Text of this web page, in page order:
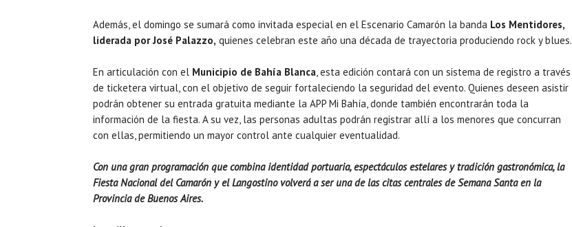
Además, el domingo se sumará como invitada especial en el Escenario Camarón la banda Los Mentidores,
liderada por José Palazzo, quienes celebran este año una década de trayectoria produciendo rock y blues.
En articulación con el Municipio de Bahía Blanca, esta edición contará con un sistema de registro a través
de ticketera virtual, con el objetivo de seguir fortaleciendo la seguridad del evento. Quienes deseen asistir
podrán obtener su entrada gratuita mediante la APP Mi Bahía, donde también encontrarán toda la
información de la fiesta. A su vez, las personas adultas podrán registrar allí a los menores que concurran
con ellas, permitiendo un mayor control ante cualquier eventualidad.
Con una gran programación que combina identidad portuaria, espectáculos estelares y tradición gastronómica, la
Fiesta Nacional del Camarón y el Langostino volverá a ser una de las citas centrales de Semana Santa en la
Provincia de Buenos Aires.